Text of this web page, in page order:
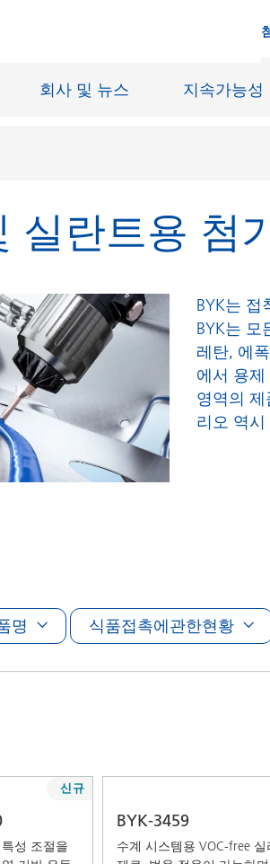
회사 및 뉴스 지속가능성
건축물용 화학재료
에너지 저장시스템
바닥재용 도료
주물 및 내화물
홈 케어 및 I&I(산업용 및 기관
실란트용 첨
BYK는
BYK는
레탄, 에
에서 용
영역의
리오 역
명 식품접촉에관한현황
성 조절을
신규
BYK-3459
수계 시스템용 VOC-free